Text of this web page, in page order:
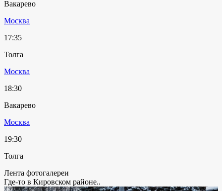
Вакарево
Москва
17:35
Толга
Москва
18:30
Вакарево
Москва
19:30
Толга
Лента фотогалереи
Где-то в Кировском районе..